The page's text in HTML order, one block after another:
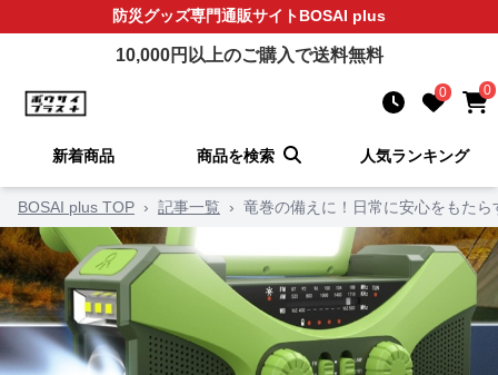
防災グッズ専門通販サイトBOSAI plus
10,000円以上のご購入で送料無料
0 0
新着商品 商品を検索 人気ランキング
BOSAI plus TOP › 記事一覧 › 竜巻の備えに！日常に安心をもた